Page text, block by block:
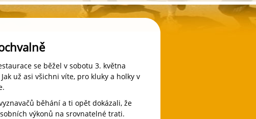
se běžel v sobotu 3. května
už asi všichni víte, pro kluky a holky v
běhání a ti opět dokázali, že
výkonů na srovnatelné trati.